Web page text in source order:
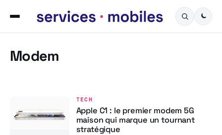
Modem
TECH
Apple C1 : le premier modem 5G
maison qui marque un tournant
stratégique